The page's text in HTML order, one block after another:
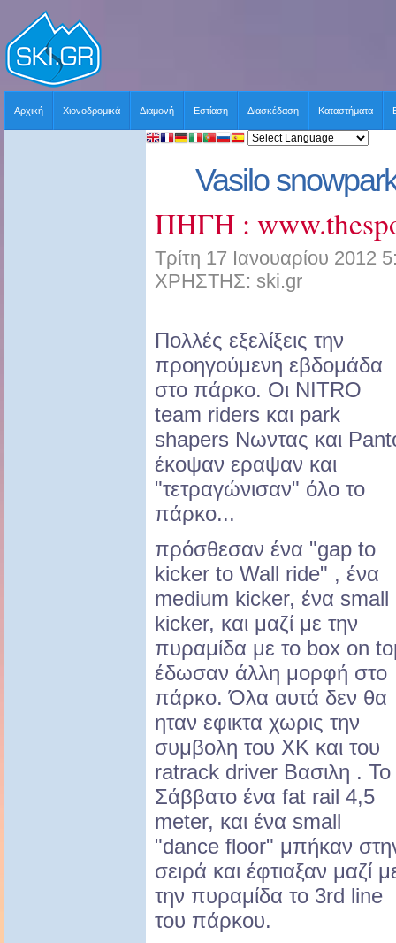
Αρχική Χιονοδρομικά Διαμονή Εστίαση Διασκέδαση Καταστήματα
Vasilo
ΠΗΓΗ :
Τρίτη 17 Ιανουαρίου 2012
ΧΡΗΣΤΗΣ: ski.gr
Πολλές εξελίξεις την
προηγούμενη εβδομάδα
στο πάρκο. Οι ΝΙTRO
team riders και park
shapers Nωντας και
έκοψαν εραψαν και
"τετραγώνισαν" όλο το
πάρκο...
πρόσθεσαν ένα "gap to
kicker to Wall ride" , ένα
medium kicker, ένα small
kicker, και μαζί με την
πυραμίδα με το box on
έδωσαν άλλη μορφή στο
πάρκο. Όλα αυτά δεν θα
ηταν εφικτα χωρις την
συμβολη του ΧΚ και του
ratrack driver Βασιλη . Το
Σάββατο ένα fat rail 4,5
meter, και ένα small
"dance floor" μπήκαν
σειρά και έφτιαξαν μαζί
την πυραμίδα το 3rd line
του πάρκου.